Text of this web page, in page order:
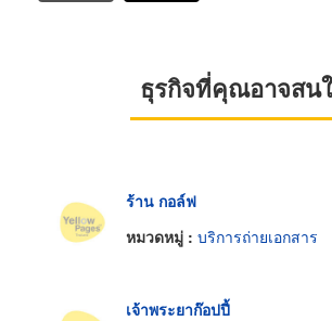
ธุรกิจที่คุณอาจสน
ร้าน กอล์ฟ
หมวดหมู่ : บริการถ่ายเอกสาร
เจ้าพระยาก๊อปปี้